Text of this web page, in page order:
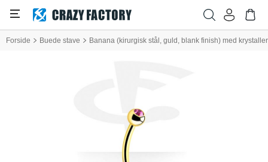
Forside Buede stave Banana (kirurgisk stål, guld, blank finish) med krystaller